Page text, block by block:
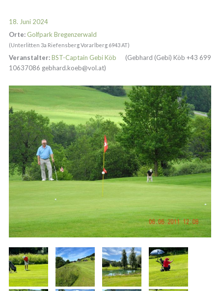
18. Juni 2024
Orte: Golfpark Bregenzerwald
(Unterlitten 3a Riefensberg Vorarlberg 6943 AT)
Veranstalter:BST-Captain Gebi Köb
(Gebhard (Gebi) Köb +43 699
10637086 gebhard.koeb@vol.at)